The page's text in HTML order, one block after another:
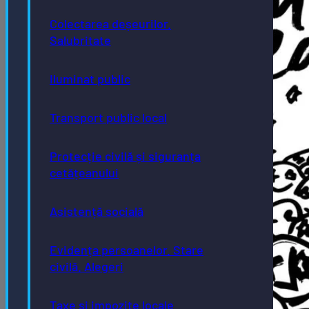
Colectarea deșeurilor.
Salubritate
Iluminat public
Transport public local
Protecție civilă și siguranța
cetățeanului
Asistență socială
Evidența persoanelor. Stare
civilă. Alegeri
Taxe și impozite locale